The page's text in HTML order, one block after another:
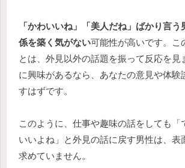
「かわいいね」「美人だね」ばかり言う
係を築く気がない可能性が高いです。こ
とは、外見以外の話題を振って反応を見
に興味があるなら、あなたの意見や体験
すはずです。
このように、仕事や趣味の話をしても「
いいよね」と外見の話に戻す男性は、表
求めていません。